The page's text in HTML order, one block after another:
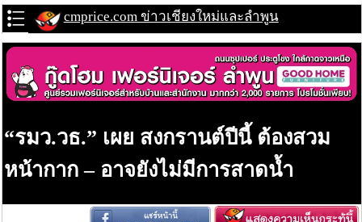
cmprice.com ข่าวเชียงใหม่และลำพูน
“รมว.วธ.” เผย สงกรานต์ปีนี้ ต้องสวม
หน้ากาก – อาจยังไม่มีการสาดน้ำ